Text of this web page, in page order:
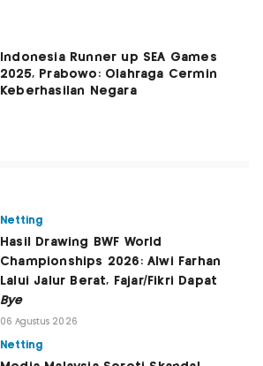
Indonesia Runner up SEA Games
2025, Prabowo: Olahraga Cermin
Keberhasilan Negara
Netting
Hasil Drawing BWF World
Championships 2026: Alwi Farhan
Lalui Jalur Berat, Fajar/Fikri Dapat
Bye
06 Agustus 2026
Netting